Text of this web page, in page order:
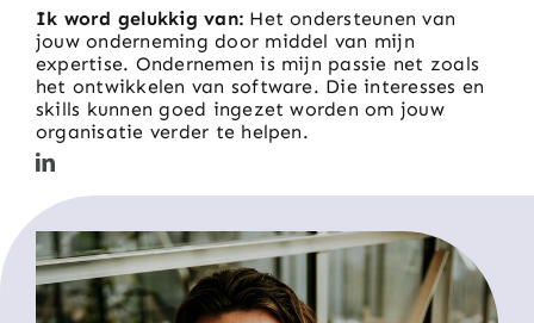
Ik word gelukkig van: Het ondersteunen van
jouw onderneming door middel van mijn
expertise. Ondernemen is mijn passie net zoals
het ontwikkelen van software. Die interesses en
skills kunnen goed ingezet worden om jouw
organisatie verder te helpen.